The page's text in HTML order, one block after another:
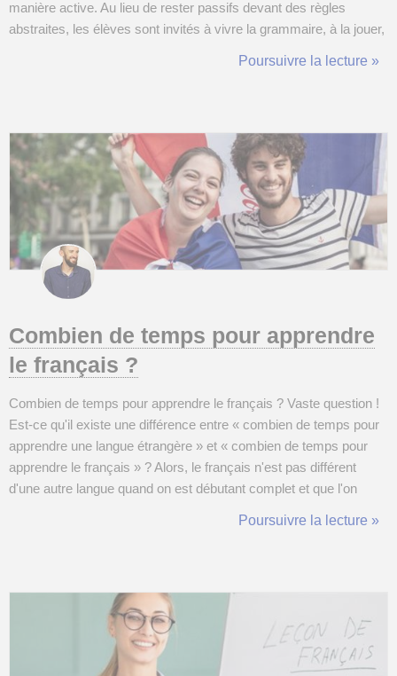
manière active. Au lieu de rester passifs devant des règles
abstraites, les élèves sont invités à vivre la grammaire, à la jouer,
Poursuivre la lecture »
Combien de temps pour apprendre
le français ?
Combien de temps pour apprendre le français ? Vaste question !
Est-ce qu'il existe une différence entre « combien de temps pour
apprendre une langue étrangère » et « combien de temps pour
apprendre le français » ? Alors, le français n'est pas différent
d'une autre langue quand on est débutant complet et que l'on
Poursuivre la lecture »